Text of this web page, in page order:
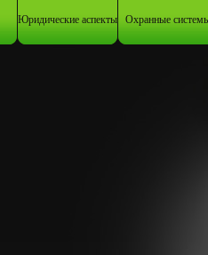
Юридические аспекты Охранные